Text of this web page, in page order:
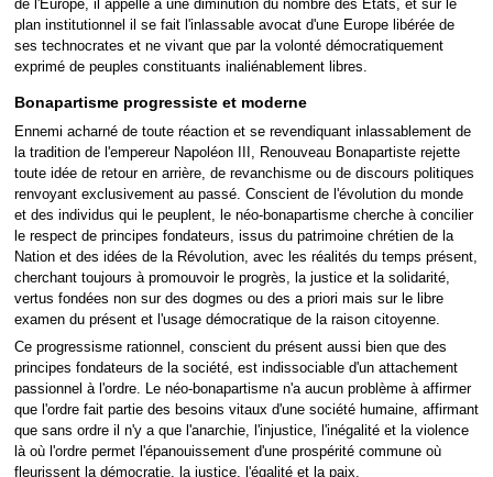
de l'Europe, il appelle à une diminution du nombre des Etats, et sur le
plan institutionnel il se fait l'inlassable avocat d'une Europe libérée de
ses technocrates et ne vivant que par la volonté démocratiquement
exprimé de peuples constituants inaliénablement libres.
Bonapartisme progressiste et moderne
Ennemi acharné de toute réaction et se revendiquant inlassablement de
la tradition de l'empereur Napoléon III, Renouveau Bonapartiste rejette
toute idée de retour en arrière, de revanchisme ou de discours politiques
renvoyant exclusivement au passé. Conscient de l'évolution du monde
et des individus qui le peuplent, le néo-bonapartisme cherche à concilier
le respect de principes fondateurs, issus du patrimoine chrétien de la
Nation et des idées de la Révolution, avec les réalités du temps présent,
cherchant toujours à promouvoir le progrès, la justice et la solidarité,
vertus fondées non sur des dogmes ou des a priori mais sur le libre
examen du présent et l'usage démocratique de la raison citoyenne.
Ce progressisme rationnel, conscient du présent aussi bien que des
principes fondateurs de la société, est indissociable d'un attachement
passionnel à l'ordre. Le néo-bonapartisme n'a aucun problème à affirmer
que l'ordre fait partie des besoins vitaux d'une société humaine, affirmant
que sans ordre il n'y a que l'anarchie, l'injustice, l'inégalité et la violence
là où l'ordre permet l'épanouissement d'une prospérité commune où
fleurissent la démocratie, la justice, l'égalité et la paix.